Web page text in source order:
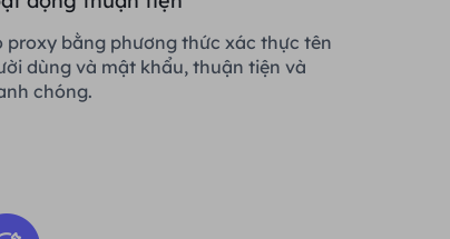
proxy bằng phương thức xác thực tên
dùng và mật khẩu, thuận tiện và
chóng.